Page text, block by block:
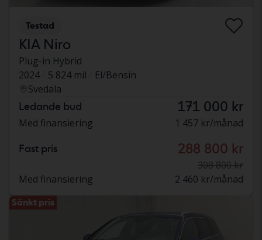
Testad
KIA Niro
Plug-in Hybrid
2024
5 824 mil
El/Bensin
Svedala
Ledande bud 171 000 kr
Med finansiering 1 457 kr/månad
Fast pris 288 800 kr
308 800 kr
Med finansiering
2 460 kr/månad
Sänkt pris